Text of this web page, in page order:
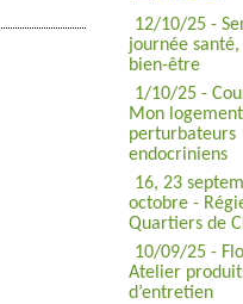
12/10/25 -
journée
bien-être
1/10/25 -
Mon
perturbateurs
endocriniens
16, 23
octobre -
Quartiers de
10/09/25 -
Atelier
d’entretien